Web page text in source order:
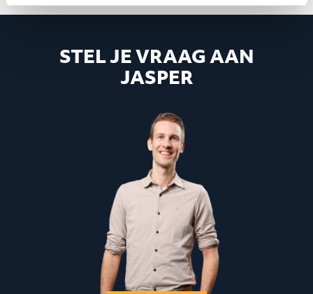
STEL JE VRAAG AAN
JASPER